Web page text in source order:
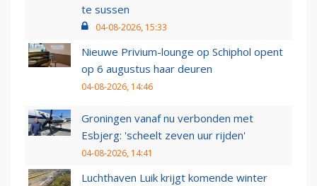
te sussen
04-08-2026, 15:33
Nieuwe Privium-lounge op Schiphol opent
op 6 augustus haar deuren
04-08-2026, 14:46
Groningen vanaf nu verbonden met
Esbjerg: 'scheelt zeven uur rijden'
04-08-2026, 14:41
Luchthaven Luik krijgt komende winter